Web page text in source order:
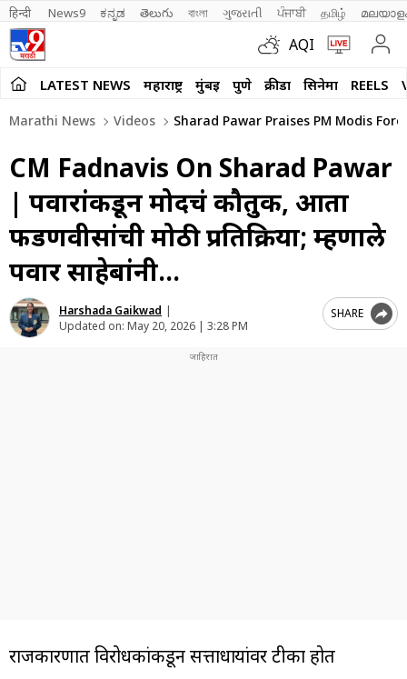
हिन्दी News9 ಕನ್ನಡ తెలుగు বাংলা ગુજરાતી ਪੰਜਾਬੀ தமிழ்
AQI
LATEST NEWS महाराष्ट्र मुंबई पुणे क्रीडा सिनेमा REELS
Marathi News Videos Sharad Pawar Praises PM Modis
CM Fadnavis On Sharad Pawar
| पवारांकडून मोदींचं कौतुक, आता
फडणवीसांची मोठी प्रतिक्रिया; म्हणाले
पवार साहेबांनी…
Harshada Gaikwad |
Updated on: May 20, 2026 | 3:28 PM
SHARE
राजकारणात विरोधकांकडून सत्ताधाऱ्यांवर टीका होत